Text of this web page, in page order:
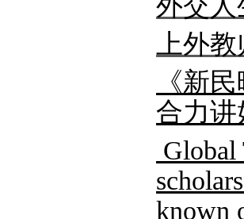
外交人
上外
《新
合力讲
known